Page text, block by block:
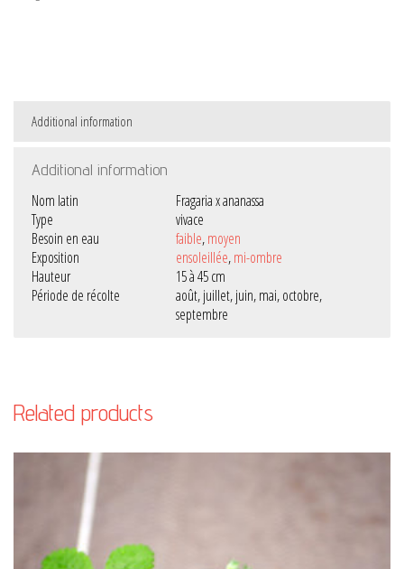
Additional information
Additional information
Nom latin
Fragaria x ananassa
Type
vivace
Besoin en eau
faible,moyen
Exposition
ensoleillée,mi-ombre
Hauteur
15 à 45 cm
Période de récolte
août, juillet, juin, mai, octobre,
septembre
Related products